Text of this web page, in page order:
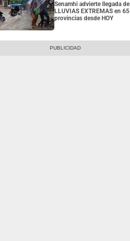
Senamhi advierte llegada de
LLUVIAS EXTREMAS en 65
provincias desde HOY